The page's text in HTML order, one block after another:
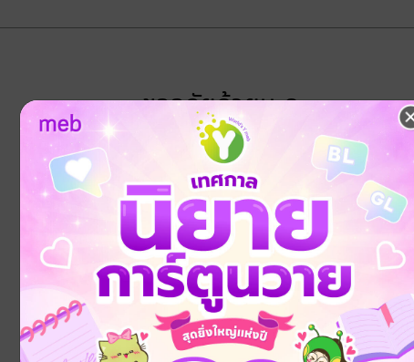
ขออภัยด้วยนะคะ
ไม่พบข้อมูลในหัวข้อที่คุณกำลังชมค่ะ